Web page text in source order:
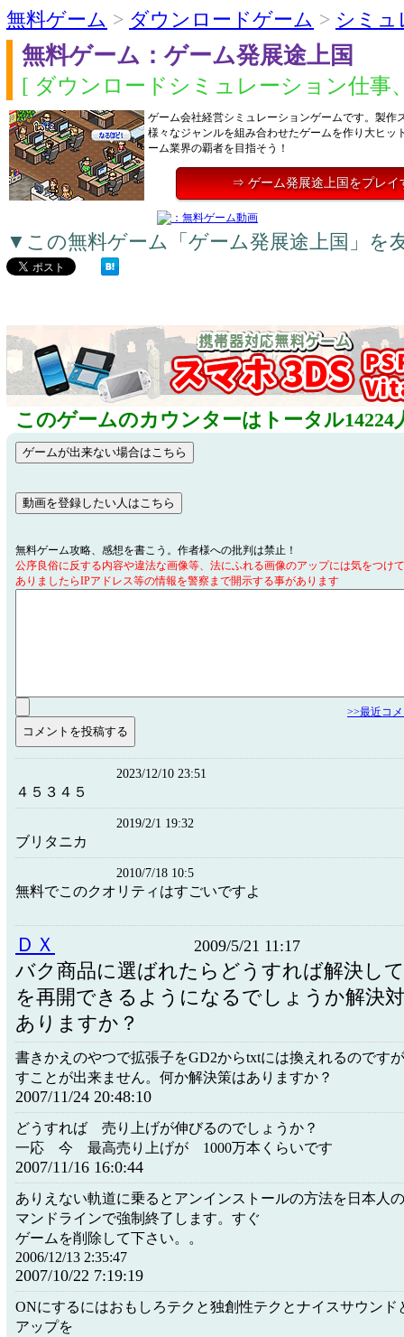
無料ゲーム > ダウンロードゲーム > シミュ
無料ゲーム：ゲーム発展途上国
[ ダウンロードシミュレーション仕事
ゲーム会社経営シミュレーションゲームです。製作
様々なジャンルを組み合わせたゲームを作り大ヒッ
ーム業界の覇者を目指そう！
⇒ ゲーム発展途上国をプレイ
▼この無料ゲーム「ゲーム発展途上国」を
このゲームのカウンターはトータル14224
無料ゲーム攻略、感想を書こう。作者様への批判は禁止！
公序良俗に反する内容や違法な画像等、法にふれる画像のアップには気をつけ
ありましたらIPアドレス等の情報を警察まで開示する事があります
>>最近コ
2023/12/10 23:51
４５３４５
2019/2/1 19:32
ブリタニカ
2010/7/18 10:5
無料でこのクオリティはすごいですよ
ＤＸ 2009/5/21 11:17
バク商品に選ばれたらどうすれば解決し
を再開できるようになるでしょうか解決
ありますか？
書きかえのやつで拡張子をGD2からtxtには換えれるのです
すことが出来ません。何か解決策はありますか？
2007/11/24 20:48:10
どうすれば 売り上げが伸びるのでしょうか？
一応 今 最高売り上げが 1000万本くらいです
2007/11/16 16:0:44
ありえない軌道に乗るとアンインストールの方法を日本人
マンドラインで強制終了します。すぐ
ゲームを削除して下さい。。
2006/12/13 2:35:47
2007/10/22 7:19:19
ONにするにはおもしろテクと独創性テクとナイスサウンド
アップを